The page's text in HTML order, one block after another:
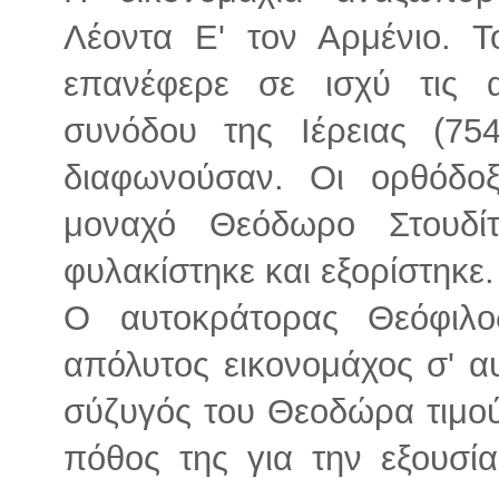
Λέοντα Ε' τον Αρμένιο.
επανέφερε σε ισχύ τις
συνόδου της Ιέρειας
διαφωνούσαν. Οι
μοναχό Θεόδωρο
φυλακίστηκε και εξορίστηκε.
Ο αυτοκράτορας
απόλυτος εικονομάχος σ'
σύζυγός του Θεοδώρα
πόθος της για την